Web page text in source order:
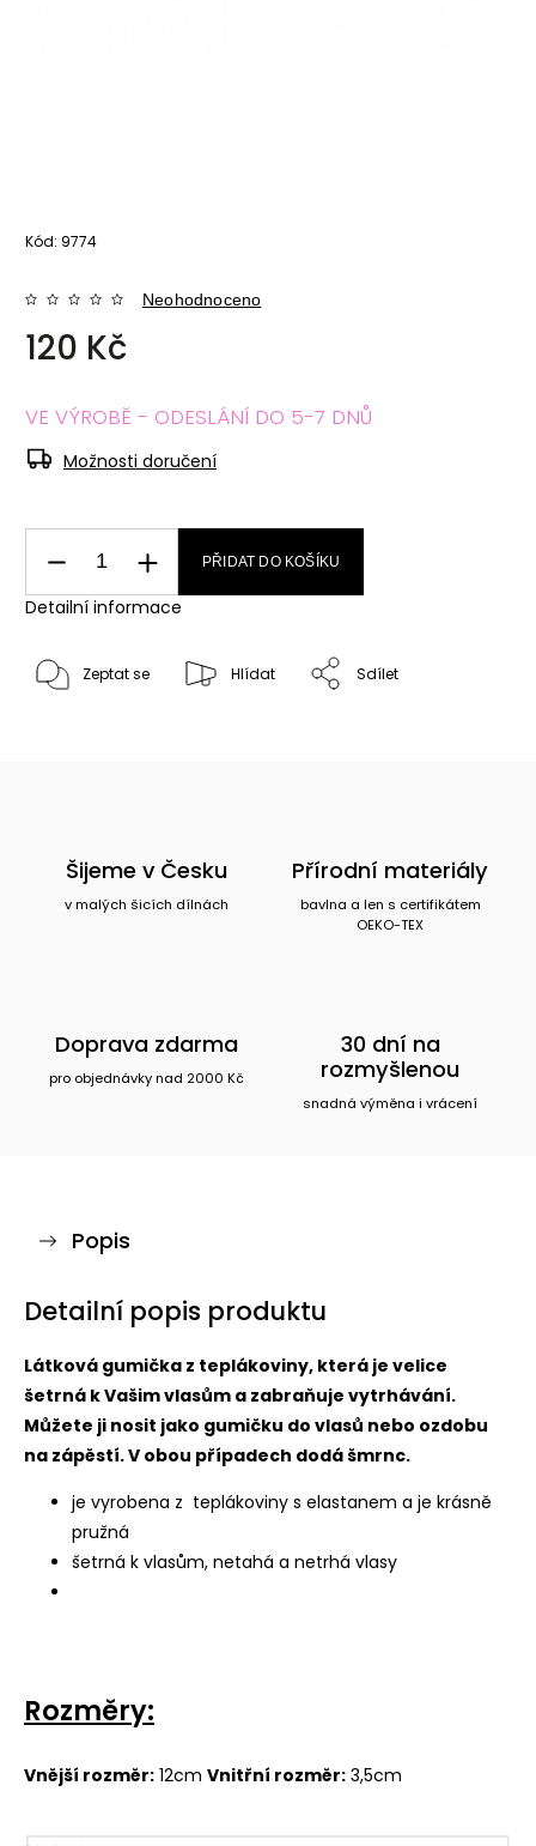
Kód: 9774
Neohodnoceno
120 Kč
VE VÝROBĚ - ODESLÁNÍ DO 5-7 DNŮ
Možnosti doručení
PŘIDAT DO KOŠÍKU
Detailní informace
Zeptat se Hlídat Sdílet
Šijeme v Česku
v malých šicích dílnách
Přírodní materiály
bavlna a len s certifikátem
OEKO-TEX
Doprava zdarma
pro objednávky nad 2000 Kč
30 dní na
rozmyšlenou
snadná výměna i vrácení
Popis
Detailní popis produktu
Látková gumička z teplákoviny, která je velice
šetrná k Vašim vlasům a zabraňuje vytrhávání.
Můžete ji nosit jako gumičku do vlasů nebo ozdobu
na zápěstí. V obou případech dodá šmrnc.
je vyrobena z teplákoviny s elastanem a je krásně
pružná
šetrná k vlasům, netahá a netrhá vlasy
Rozměry:
Vnější rozměr: 12cm Vnitřní rozměr: 3,5cm